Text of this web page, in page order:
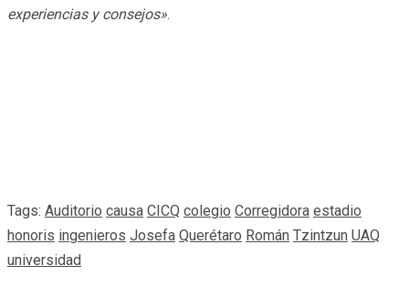
experiencias y consejos».
Tags: Auditorio causa CICQ colegio Corregidora estadio
honoris ingenieros Josefa Querétaro Román Tzintzun UAQ
universidad